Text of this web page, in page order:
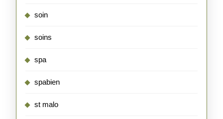
soin
soins
spa
spabien
st malo